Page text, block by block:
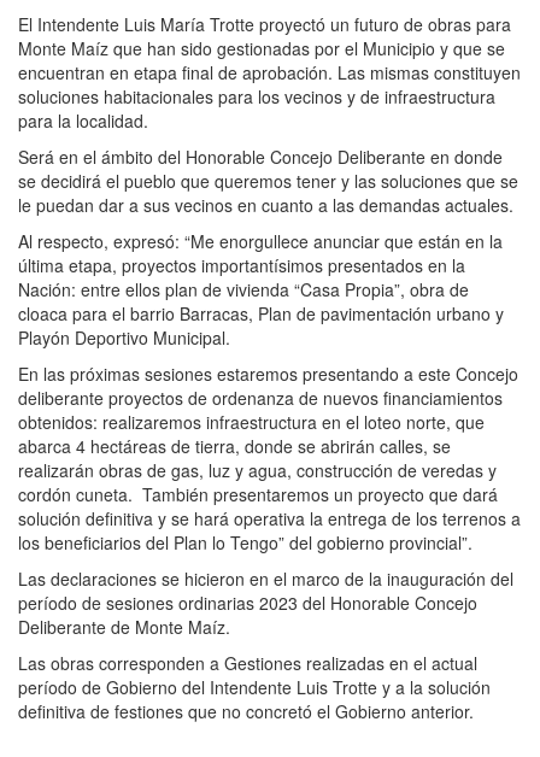
El Intendente Luis María Trotte proyectó un futuro de obras para
Monte Maíz que han sido gestionadas por el Municipio y que se
encuentran en etapa final de aprobación. Las mismas constituyen
soluciones habitacionales para los vecinos y de infraestructura
para la localidad.
Será en el ámbito del Honorable Concejo Deliberante en donde
se decidirá el pueblo que queremos tener y las soluciones que se
le puedan dar a sus vecinos en cuanto a las demandas actuales.
Al respecto, expresó: “Me enorgullece anunciar que están en la
última etapa, proyectos importantísimos presentados en la
Nación: entre ellos plan de vivienda “Casa Propia”, obra de
cloaca para el barrio Barracas, Plan de pavimentación urbano y
Playón Deportivo Municipal.
En las próximas sesiones estaremos presentando a este Concejo
deliberante proyectos de ordenanza de nuevos financiamientos
obtenidos: realizaremos infraestructura en el loteo norte, que
abarca 4 hectáreas de tierra, donde se abrirán calles, se
realizarán obras de gas, luz y agua, construcción de veredas y
cordón cuneta. También presentaremos un proyecto que dará
solución definitiva y se hará operativa la entrega de los terrenos a
los beneficiarios del Plan lo Tengo” del gobierno provincial”.
Las declaraciones se hicieron en el marco de la inauguración del
período de sesiones ordinarias 2023 del Honorable Concejo
Deliberante de Monte Maíz.
Las obras corresponden a Gestiones realizadas en el actual
período de Gobierno del Intendente Luis Trotte y a la solución
definitiva de festiones que no concretó el Gobierno anterior.